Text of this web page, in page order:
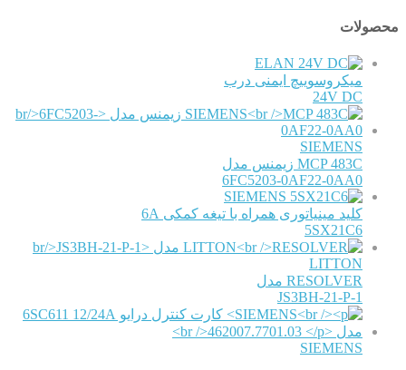
محصولات
ELAN
میکروسوییچ ایمنی درب
24V DC
SIEMENS
MCP 483C زیمنس مدل
6FC5203-0AF22-0AA0
SIEMENS
کلید مینیاتوری همراه با تیغه کمکی 6A
5SX21C6
LITTON
RESOLVER مدل
JS3BH-21-P-1
SIEMENS